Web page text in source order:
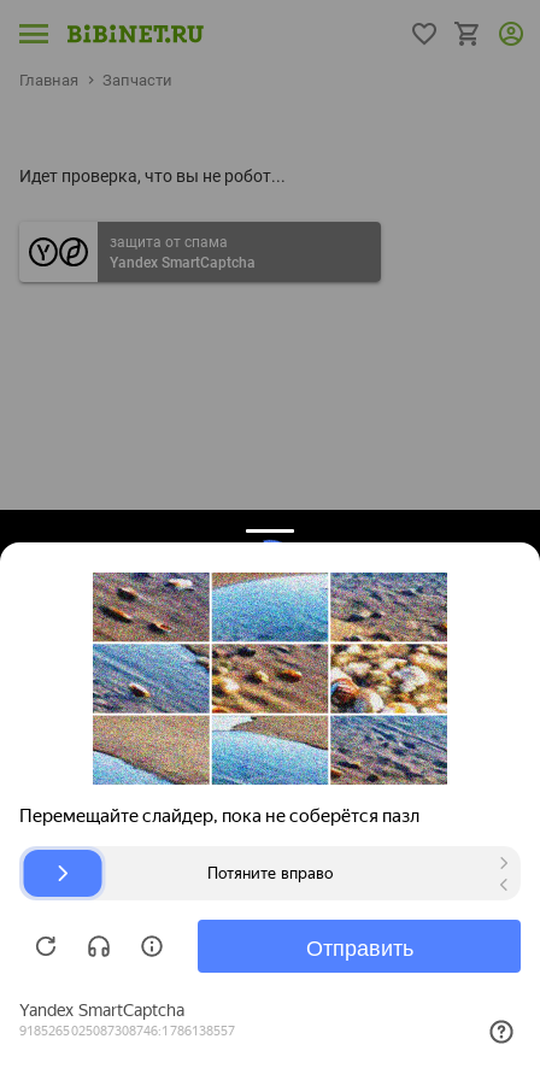
Главная Запчасти
Идет проверка, что вы не робот...
защита от спама
Yandex SmartCaptcha
Поиск запчастей
Для автокомпаний
Авторазборки
О проекте
Помощь
Карта сайта
© bibinet.ru - система поиска запчастей,
Copyright 2010-2026 Все права защищены